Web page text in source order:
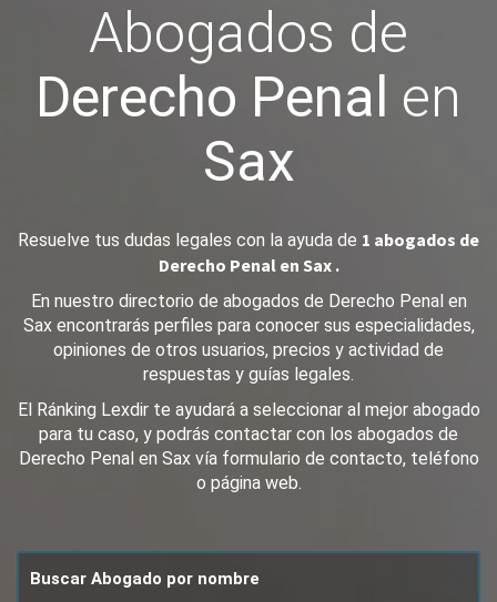
Abogados de
Derecho Penal en
Sax
Resuelve tus dudas legales con la ayuda de 1 abogados de
Derecho Penal en Sax .
En nuestro directorio de abogados de Derecho Penal en
Sax encontrarás perfiles para conocer sus especialidades,
opiniones de otros usuarios, precios y actividad de
respuestas y guías legales.
El Ránking Lexdir te ayudará a seleccionar al mejor abogado
para tu caso, y podrás contactar con los abogados de
Derecho Penal en Sax vía formulario de contacto, teléfono
o página web.